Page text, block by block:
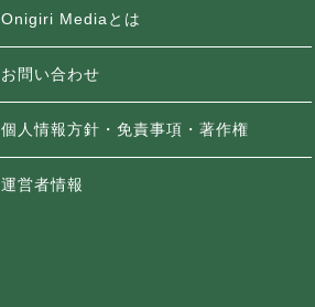
Onigiri Mediaとは
お問い合わせ
個人情報方針・免責事項・著作権
運営者情報